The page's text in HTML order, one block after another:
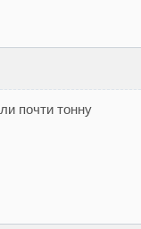
почти тонну